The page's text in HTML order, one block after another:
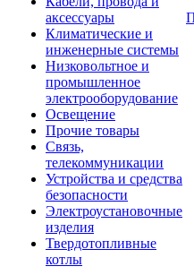
аксессуары
Климатические и
инженерные системы
Низковольтное и
промышленное
электрооборудование
Освещение
Прочие товары
Связь,
телекоммуникации
Устройства и средства
безопасности
Электроустановочные
изделия
Твердотопливные
котлы